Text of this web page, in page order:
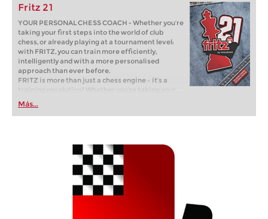
Fritz 21
YOUR PERSONAL CHESS COACH - Whether you’re
taking your first steps into the world of club
chess, or already playing at a tournament level:
with FRITZ, you can train more efficiently,
intelligently and with a more personalised
approach than ever before.
FRITZ is more than just a chess engine – it’s a
training revolution! Whether you’re taking your
first steps into the world of club chess, or already
playing at a tournament level: with FRITZ, you can
train more efficiently, intelligently and with a
Más...